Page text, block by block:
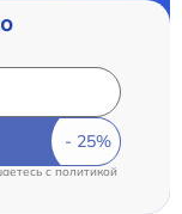
cполитикой